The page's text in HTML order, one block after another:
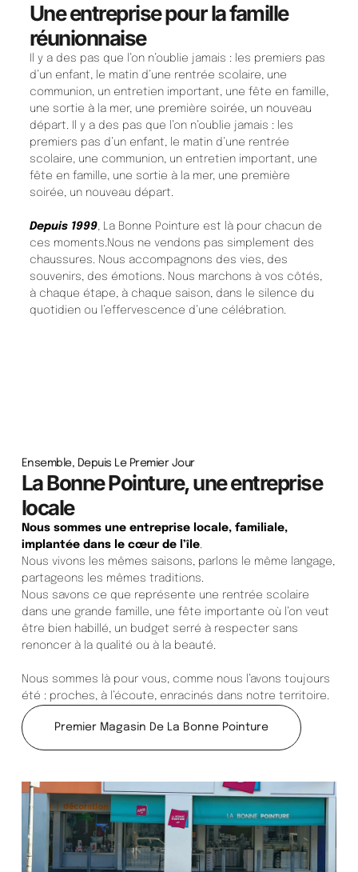
Une entreprise pour la famille
réunionnaise
Il y a des pas que l’on n’oublie jamais : les premiers pas
d’un enfant, le matin d’une rentrée scolaire, une
communion, un entretien important, une fête en famille,
une sortie à la mer, une première soirée, un nouveau
départ. Il y a des pas que l’on n’oublie jamais : les
premiers pas d’un enfant, le matin d’une rentrée
scolaire, une communion, un entretien important, une
fête en famille, une sortie à la mer, une première
soirée, un nouveau départ.
Depuis 1999, La Bonne Pointure est là pour chacun de
ces moments.Nous ne vendons pas simplement des
chaussures. Nous accompagnons des vies, des
souvenirs, des émotions. Nous marchons à vos côtés,
à chaque étape, à chaque saison, dans le silence du
quotidien ou l’effervescence d’une célébration.
Ensemble, Depuis Le Premier Jour
La Bonne Pointure, une entreprise
locale
Nous sommes une entreprise locale, familiale,
implantée dans le cœur de l’île.
Nous vivons les mêmes saisons, parlons le même langage,
partageons les mêmes traditions.
Nous savons ce que représente une rentrée scolaire
dans une grande famille, une fête importante où l’on veut
être bien habillé, un budget serré à respecter sans
renoncer à la qualité ou à la beauté.
Nous sommes là pour vous, comme nous l’avons toujours
été : proches, à l’écoute, enracinés dans notre territoire.
Premier Magasin De La Bonne Pointure